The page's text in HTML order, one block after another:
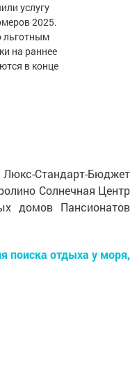
услугу
2025.
льготным
на раннее
в конце
Стандарт-Бюджет
Солнечная Центр
домов Пансионатов
поиска отдыха у моря,